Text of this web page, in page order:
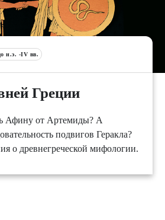
н.э. -IV вв.
Греции
Афину от Артемиды? А
подвигов Геракла?
о древнегреческой мифологии.